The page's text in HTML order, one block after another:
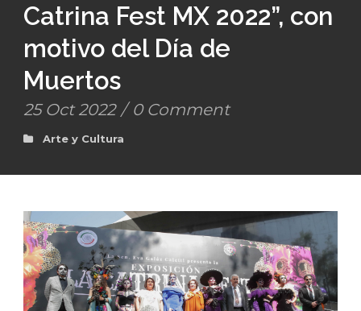
Catrina Fest MX 2022”, con
motivo del Día de
Muertos
25 Oct 2022 / 0 Comment
Arte y Cultura